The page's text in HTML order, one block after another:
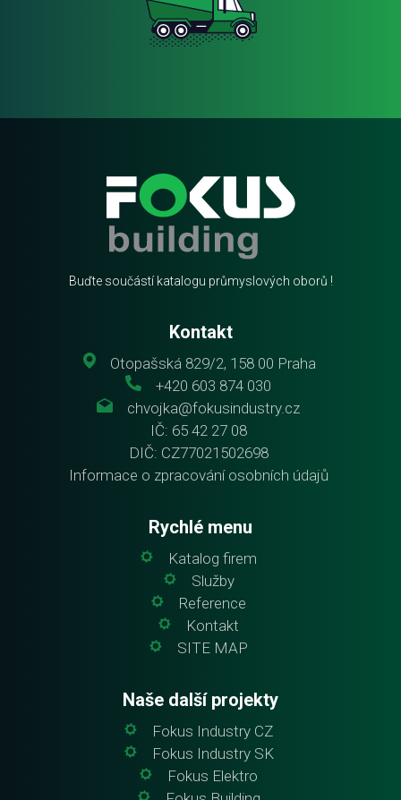
Buďte součástí katalogu průmyslových oborů !
Kontakt
Otopašská 829/2, 158 00 Praha
+420 603 874 030
chvojka@fokusindustry.cz
IČ: 65 42 27 08
DIČ: CZ77021502698
Informace o zpracování osobních údajů
Rychlé menu
Katalog firem
Služby
Reference
Kontakt
SITE MAP
Naše další projekty
Fokus Industry CZ
Fokus Industry SK
Fokus Elektro